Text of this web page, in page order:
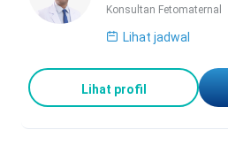
Konsultan Fetomaternal
Lihat jadwal
Lihat profil